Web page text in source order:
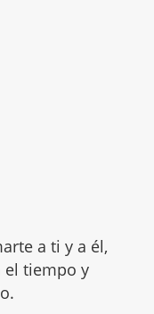
a ti y a él,
el tiempo y